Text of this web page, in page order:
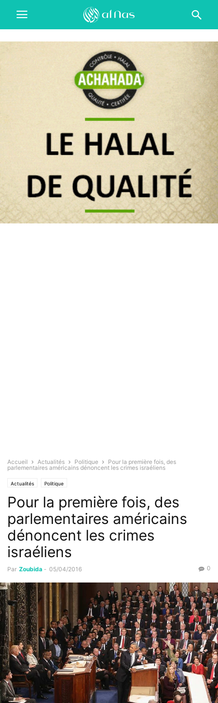
Accueil Actualités Politique
Pour la première fois, des
parlementaires américains dénoncent les crimes israéliens
Actualités Politique
Pour la première fois, des
parlementaires américains
dénoncent les crimes
israéliens
Par Zoubida - 05/04/2016 0